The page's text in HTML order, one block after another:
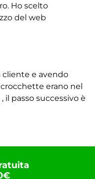
Ho scelto
del web
cliente e avendo
erano nel
il passo successivo è